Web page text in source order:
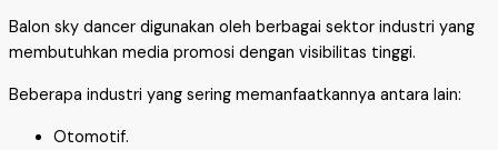
Balon sky dancer digunakan oleh berbagai sektor industri yang
membutuhkan media promosi dengan visibilitas tinggi.
Beberapa industri yang sering memanfaatkannya antara lain:
Otomotif.